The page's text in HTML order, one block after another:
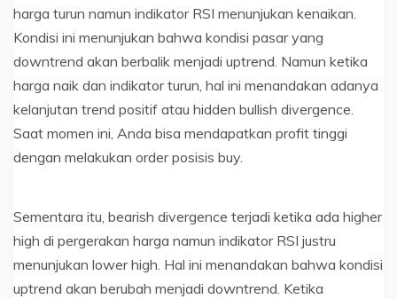
harga turun namun indikator RSI menunjukan kenaikan.
Kondisi ini menunjukan bahwa kondisi pasar yang
downtrend akan berbalik menjadi uptrend. Namun ketika
harga naik dan indikator turun, hal ini menandakan adanya
kelanjutan trend positif atau hidden bullish divergence.
Saat momen ini, Anda bisa mendapatkan profit tinggi
dengan melakukan order posisis buy.
Sementara itu, bearish divergence terjadi ketika ada higher
high di pergerakan harga namun indikator RSI justru
menunjukan lower high. Hal ini menandakan bahwa kondisi
uptrend akan berubah menjadi downtrend. Ketika